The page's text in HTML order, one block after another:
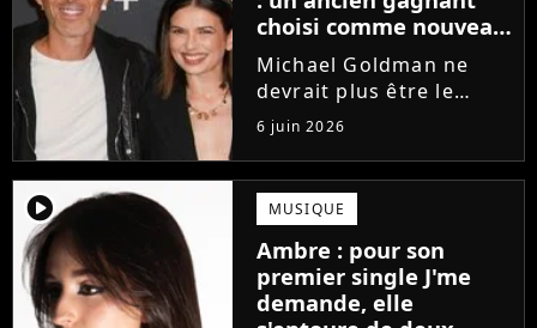
choisi comme nouveau
directeur ?
Michael Goldman ne
devrait plus être le
directeur de la Star
Academy lors de la
saison 2026. Et pour lui
succéder, c'est un
ancien gagnant de
l'émission de TF1 qui
sera aujourd'hui...
6 juin 2026
player2 MUSIQUE
Ambre : pour son
premier single J'me
demande, elle